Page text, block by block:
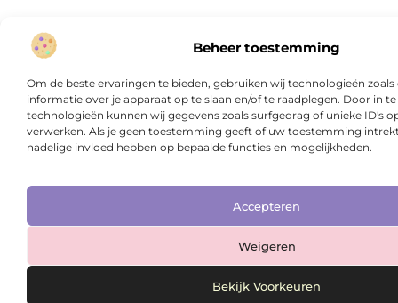
Beheer toestemming
Om de beste ervaringen te bieden, gebruiken wij technologieën
informatie over je apparaat op te slaan en/of te raadplegen. Door in
technologieën kunnen wij gegevens zoals surfgedrag of unieke ID's
verwerken. Als je geen toestemming geeft of uw toestemming
nadelige invloed hebben op bepaalde functies en mogelijkheden.
Accepteren
Weigeren
Bekijk Voorkeuren